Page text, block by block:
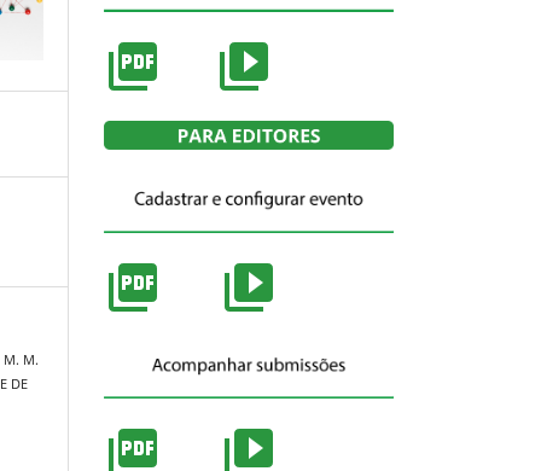
M. M.
DE